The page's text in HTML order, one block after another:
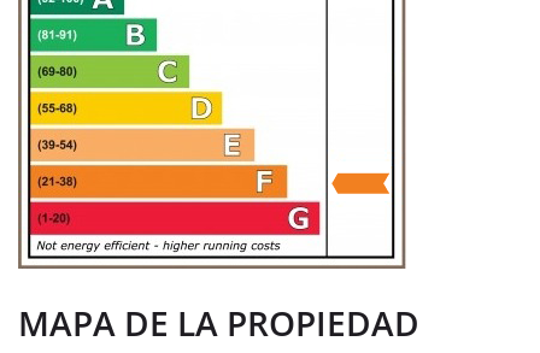
MAPA DE LA PROPIEDAD